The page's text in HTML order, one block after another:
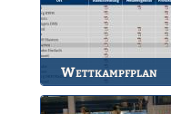
Wettkampfplan
Übersicht der aktuellen
Wettkämpfe.